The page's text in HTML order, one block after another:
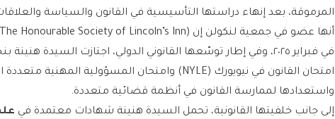
المرموقة، بعد إنهاء دراستها التأسيسية في القانون والسياسة
أنها عضو في جمعية لنكولن إن (The Honourable Society of Lincoln’s Inn)، إحدى الجمعيات الأربع المرموقة للمحامين في لندن.
في فبراير ٢٠٢٥، وفي إطار توسّعها القانوني الدولي، اجتازت السيدة
واستعدادها لممارسة القانون في أنظمة قضائية متعددة.
إلى جانب خلفيتها القانونية، تحمل السيدة هنينة شهادات معتمدة في